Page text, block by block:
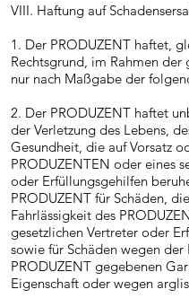
VIII. Haftung auf
1. Der PRODUZENT haftet,
Rechtsgrund, im Rahmen
nur nach Maßgabe der
2. Der PRODUZENT haftet
der Verletzung des Lebens,
Gesundheit, die auf Vorsatz
PRODUZENTEN oder eines
oder Erfüllungsgehilfen
PRODUZENT für Schäden,
Fahrlässigkeit des
gesetzlichen Vertreter oder
sowie für Schäden wegen
PRODUZENT gegebenen
Eigenschaft oder wegen